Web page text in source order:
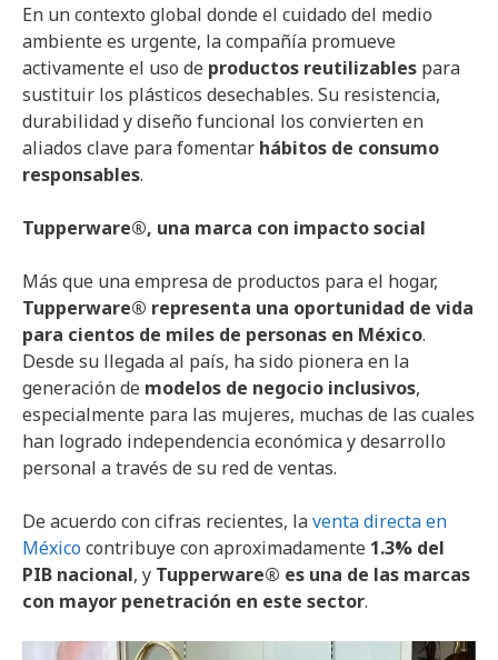
En un contexto global donde el cuidado del medio
ambiente es urgente, la compañía promueve
activamente el uso de productos reutilizables para
sustituir los plásticos desechables. Su resistencia,
durabilidad y diseño funcional los convierten en
aliados clave para fomentar hábitos de consumo
responsables.
Tupperware®, una marca con impacto social
Más que una empresa de productos para el hogar,
Tupperware® representa una oportunidad de vida
para cientos de miles de personas en México.
Desde su llegada al país, ha sido pionera en la
generación de modelos de negocio inclusivos,
especialmente para las mujeres, muchas de las cuales
han logrado independencia económica y desarrollo
personal a través de su red de ventas.
De acuerdo con cifras recientes, laventa directa en
Méxicocontribuye con aproximadamente 1.3% del
PIB nacional, y Tupperware® es una de las marcas
con mayor penetración en este sector.